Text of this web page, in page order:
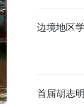
边境地区
首届胡志